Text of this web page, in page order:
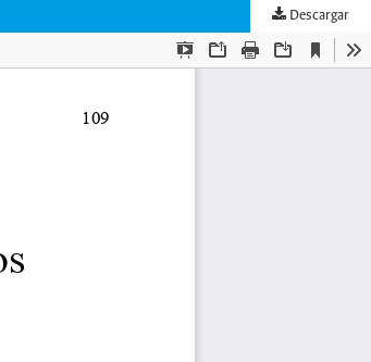
Descargar